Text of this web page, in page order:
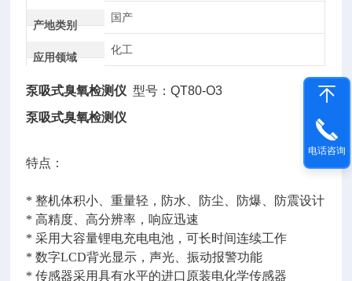
产地类别
国产
应用领域
化工
泵吸式臭氧检测仪 型号：QT80-O3
泵吸式臭氧检测仪
特点：
* 整机体积小、重量轻，防水、防尘、防爆、防震设计
* 高精度、高分辨率，响应迅速
* 采用大容量锂电充电电池，可长时间连续工作
* 数字LCD背光显示，声光、振动报警功能
* 传感器采用具有水平的进口原装电化学传感器
电话咨询